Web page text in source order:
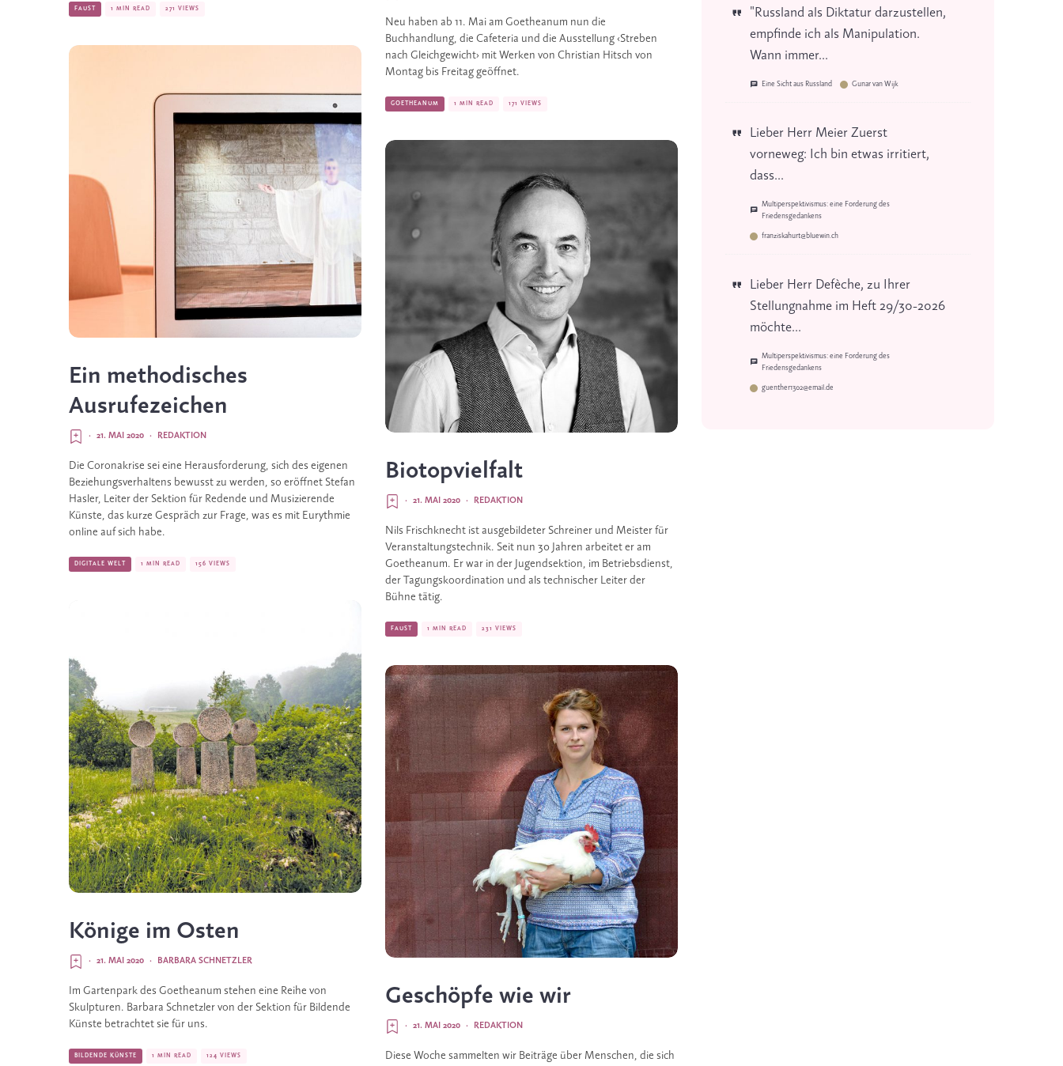
FAUST 1 MIN READ 271 VIEWS
Ein methodisches
Ausrufezeichen
REDAKTION
·
21. MAI 2020
·
Die Coronakrise sei eine Herausforderung, sich des eigenen
Beziehungsverhaltens bewusst zu werden, so eröffnet Stefan
Hasler, Leiter der Sektion für Redende und Musizierende
Künste, das kurze Gespräch zur Frage, was es mit Eurythmie
online auf sich habe.
DIGITALE WELT 1 MIN READ 156 VIEWS
Könige im Osten
BARBARA SCHNETZLER
·
21. MAI 2020
·
Im Gartenpark des Goetheanum stehen eine Reihe von
Skulpturen. Barbara Schnetzler von der Sektion für Bildende
Künste betrachtet sie für uns.
BILDENDE KÜNSTE 1 MIN READ 124 VIEWS
Neu haben ab 11. Mai am Goetheanum nun die
Buchhandlung, die Cafeteria und die Ausstellung ‹Streben
nach Gleichgewicht› mit Werken von Christian Hitsch von
Montag bis Freitag geöffnet.
GOETHEANUM 1 MIN READ 171 VIEWS
Biotopvielfalt
REDAKTION
·
21. MAI 2020
·
Nils Frischknecht ist ausgebildeter Schreiner und Meister für
Veranstaltungstechnik. Seit nun 30 Jahren arbeitet er am
Goetheanum. Er war in der Jugendsektion, im Betriebsdienst,
der Tagungskoordination und als technischer Leiter der
Bühne tätig.
FAUST 1 MIN READ 231 VIEWS
Geschöpfe wie wir
REDAKTION
·
21. MAI 2020
·
Diese Woche sammelten wir Beiträge über Menschen, die sich
"Russland als Diktatur darzustellen,
empfinde ich als Manipulation.
Wann immer...
Eine Sicht aus Russland Gunar van Wijk
Lieber Herr Meier Zuerst
vorneweg: Ich bin etwas irritiert,
dass...
Multiperspektivismus: eine Forderung des
Friedensgedankens
franziskahurt@bluewin.ch
Lieber Herr Defèche, zu Ihrer
Stellungnahme im Heft 29/30-2026
möchte...
Multiperspektivismus: eine Forderung des
Friedensgedankens
guenther1302@email.de